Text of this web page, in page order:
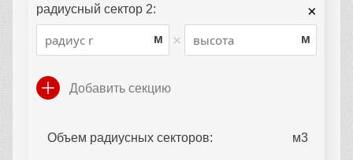
радиусный сектор 2:
м × м
×
Добавить секцию
Объем радиусных секторов: